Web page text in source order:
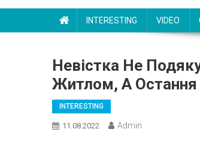
INTERESTING VIDEO
Невістка Не
Житлом, А Остання
INTERESTING
11.08.2022 Admin